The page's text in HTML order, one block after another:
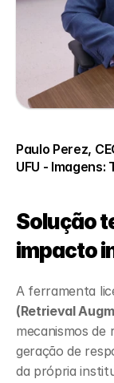
Paulo Perez,
UFU - Imagens:
Solução
impacto
A ferramenta
(Retrieval
mecanismos
geração de
da própria